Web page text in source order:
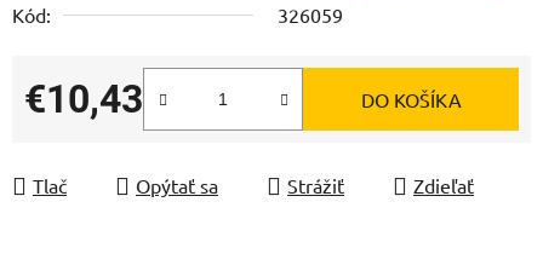
Kód:
326059
€10,43
Jednotková cena:
DO KOŠÍKA
Tlač Opýtať sa Strážiť Zdieľať